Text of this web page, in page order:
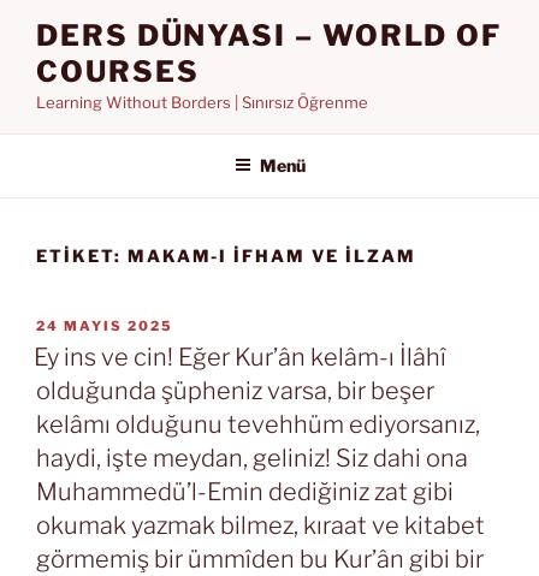
DERS DÜNYASI – WORLD OF
COURSES
Learning Without Borders | Sınırsız Öğrenme
Menü
ETIKET: MAKAM-I IFHAM VE ILZAM
YAYIM
TARIHI
24 MAYIS 2025
Ey ins ve cin! Eğer Kur’ân kelâm-ı İlâhî
olduğunda şüpheniz varsa, bir beşer
kelâmı olduğunu tevehhüm ediyorsanız,
haydi, işte meydan, geliniz! Siz dahi ona
Muhammedü’l-Emin dediğiniz zat gibi
okumak yazmak bilmez, kıraat ve kitabet
görmemiş bir ümmîden bu Kur’ân gibi bir